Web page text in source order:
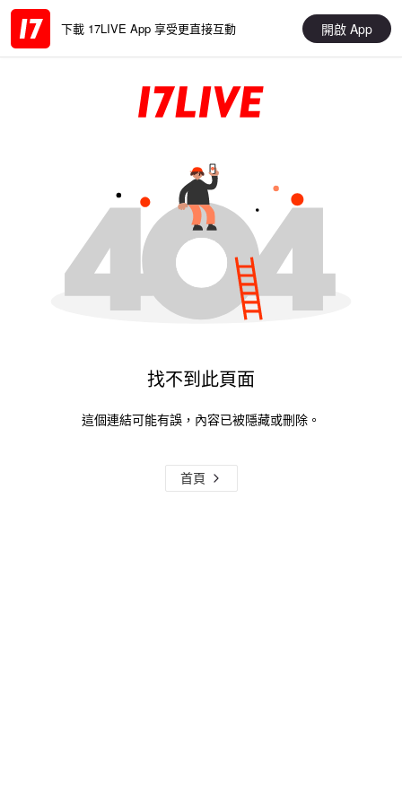
下載 17LIVE App 享受更直接互動 開啟 App
找不到此頁面
這個連結可能有誤，內容已被隱藏或刪除。
首頁